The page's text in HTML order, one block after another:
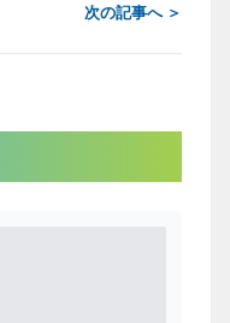
次の記事へ ＞